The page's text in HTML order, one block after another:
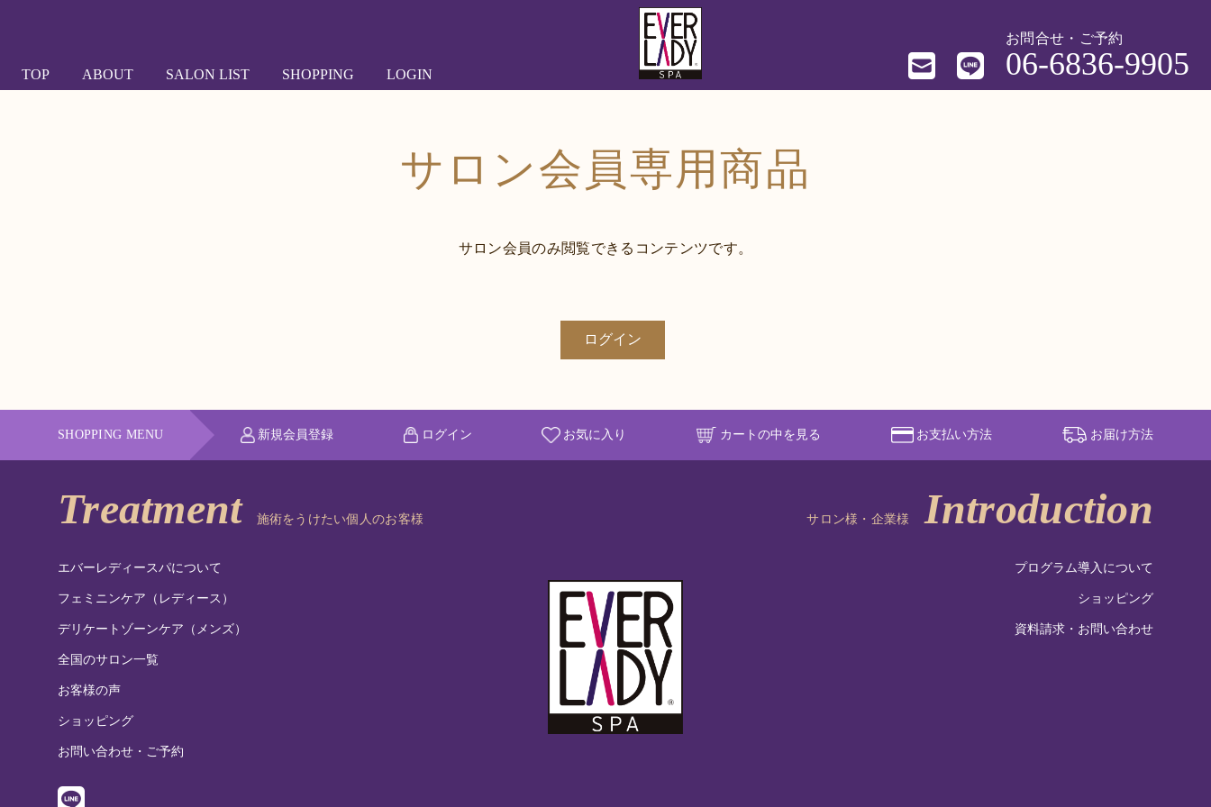
TOP ABOUT SALON LIST SHOPPING LOGIN
お問合せ・ご予約
06-6836-9905
サロン会員専用商品
サロン会員のみ閲覧できるコンテンツです。
ログイン
SHOPPING MENU 新規会員登録 ログイン お気に入り カートの中を見る お支払い方法 お届け方法
施術をうけたい個人のお客様
エバーレディースパについて
フェミニンケア（レディース）
デリケートゾーンケア（メンズ）
全国のサロン一覧
お客様の声
ショッピング
お問い合わせ・ご予約
サロン様・企業様
プログラム導入について
ショッピング
資料請求・お問い合わせ